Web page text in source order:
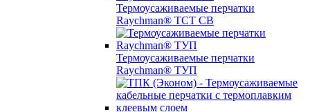
Термоусаживаемые перчатки
Raychman® TCT CB
Термоусаживаемые перчатки
Raychman® ТУП